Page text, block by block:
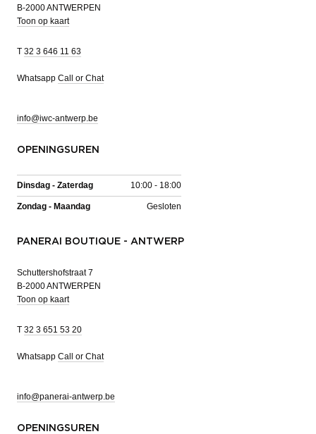
B-2000 ANTWERPEN
Toon op kaart
T 32 3 646 11 63
Whatsapp Call or Chat
info@iwc-antwerp.be
OPENINGSUREN
Dinsdag - Zaterdag 10:00 - 18:00
Zondag - Maandag Gesloten
PANERAI BOUTIQUE - ANTWERP
Schuttershofstraat 7
B-2000 ANTWERPEN
Toon op kaart
T 32 3 651 53 20
Whatsapp Call or Chat
info@panerai-antwerp.be
OPENINGSUREN